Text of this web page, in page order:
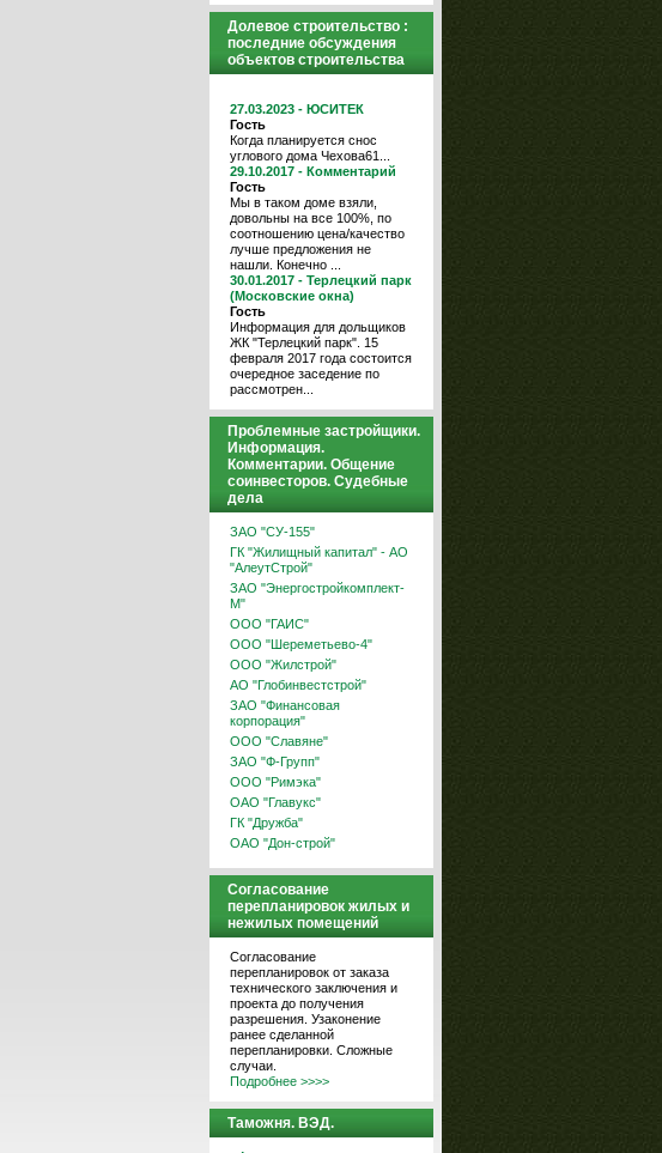
Долевое строительство :
последние обсуждения
объектов строительства
27.03.2023 - ЮСИТЕК
Гость
Когда планируется снос
углового дома Чехова61...
29.10.2017 - Комментарий
Гость
Мы в таком доме взяли,
довольны на все 100%, по
соотношению цена/качество
лучше предложения не
нашли. Конечно ...
30.01.2017 - Терлецкий парк
(Московские окна)
Гость
Информация для дольщиков
ЖК "Терлецкий парк". 15
февраля 2017 года состоится
очередное заседение по
рассмотрен...
Проблемные застройщики.
Информация.
Комментарии. Общение
соинвесторов. Судебные
дела
ЗАО "СУ-155"
ГК "Жилищный капитал" - АО
"АлеутСтрой"
ЗАО "Энергостройкомплект-
М"
ООО "ГАИС"
ООО "Шереметьево-4"
ООО "Жилстрой"
АО "Глобинвестстрой"
ЗАО "Финансовая
корпорация"
ООО "Славяне"
ЗАО "Ф-Групп"
ООО "Римэка"
ОАО "Главукс"
ГК "Дружба"
ОАО "Дон-строй"
Согласование
перепланировок жилых и
нежилых помещений
Согласование
перепланировок от заказа
технического заключения и
проекта до получения
разрешения. Узаконение
ранее сделанной
перепланировки. Сложные
случаи.
Подробнее >>>>
Таможня. ВЭД.